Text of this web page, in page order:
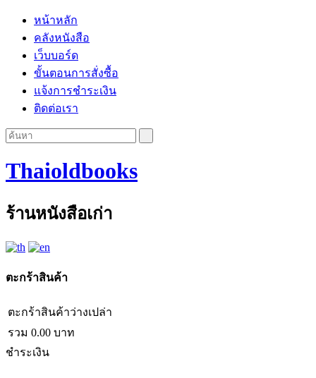
หน้าหลัก
คลังหนังสือ
เว็บบอร์ด
ขั้นตอนการสั่งซื้อ
แจ้งการชำระเงิน
ติดต่อเรา
Thaioldbooks
ร้านหนังสือเก่า
ตะกร้าสินค้า
ตะกร้าสินค้าว่างเปล่า
รวม 0.00 บาท
ชำระเงิน